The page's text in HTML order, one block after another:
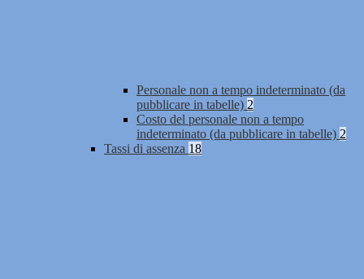
Personale non a tempo indeterminato (da
pubblicare in tabelle) 2
Costo del personale non a tempo
indeterminato (da pubblicare in tabelle) 2
Tassi di assenza 18